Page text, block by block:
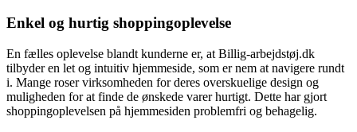
Enkel og hurtig shoppingoplevelse
En fælles oplevelse blandt kunderne er, at Billig-arbejdstøj.dk
tilbyder en let og intuitiv hjemmeside, som er nem at navigere rundt
i. Mange roser virksomheden for deres overskuelige design og
muligheden for at finde de ønskede varer hurtigt. Dette har gjort
shoppingoplevelsen på hjemmesiden problemfri og behagelig.